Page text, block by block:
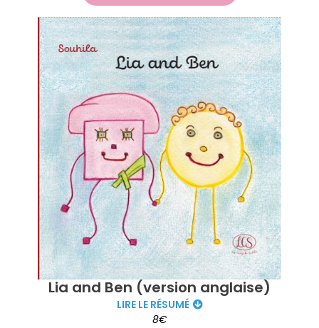
Lia and Ben (version anglaise)
LIRE LE RÉSUMÉ
8€